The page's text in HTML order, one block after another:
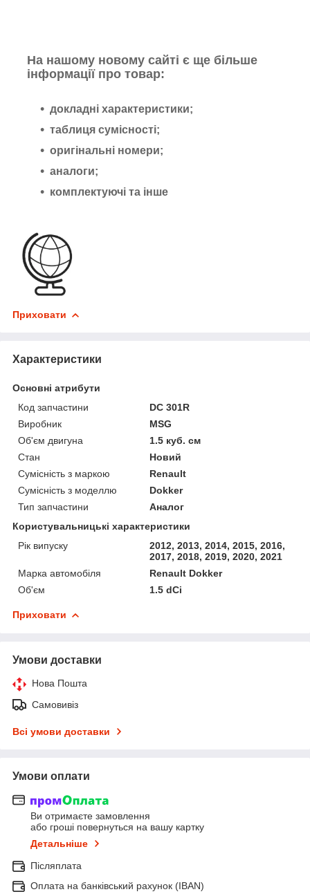
На нашому новому сайті є ще більше
інформації про товар:
докладні характеристики;
таблиця сумісності;
оригінальні номери;
аналоги;
комплектуючі та інше
Приховати
Характеристики
Основні атрибути
Код запчастини
DC 301R
Виробник
MSG
Об'єм двигуна
1.5 куб. см
Стан
Новий
Сумісність з маркою
Renault
Сумісність з моделлю
Dokker
Тип запчастини
Аналог
Користувальницькі характеристики
Рік випуску
2012, 2013, 2014, 2015, 2016,
2017, 2018, 2019, 2020, 2021
Марка автомобіля
Renault Dokker
Об'єм
1.5 dCi
Приховати
Умови доставки
Нова Пошта
Самовивіз
Всі умови доставки
Умови оплати
Ви отримаєте замовлення
або гроші повернуться на вашу картку
Детальніше
Післяплата
Оплата на банківський рахунок (IBAN)